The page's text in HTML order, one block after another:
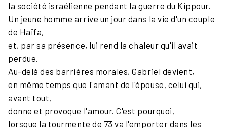
la société israélienne pendant la guerre du Kippour.
Un jeune homme arrive un jour dans la vie d'un couple
de Haïfa,
et, par sa présence, lui rend la chaleur qu'il avait
perdue.
Au-delà des barrières morales, Gabriel devient,
en même temps que l'amant de l'épouse, celui qui,
avant tout,
donne et provoque l'amour. C'est pourquoi,
lorsque la tourmente de 73 va l'emporter dans les